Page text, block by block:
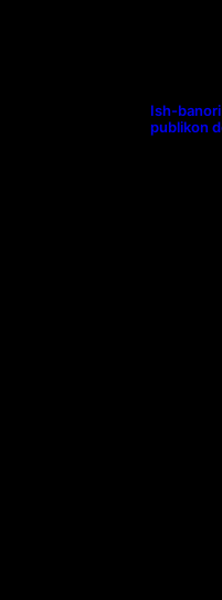
Ish-
publikon